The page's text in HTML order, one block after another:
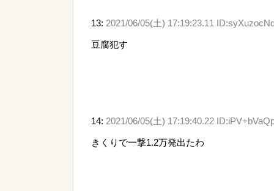
13: 2021/06/05(土) 17:19:23.11
豆腐犯す
14: 2021/06/05(土) 17:19:40.22
きくりで一撃1.2万発出たわ